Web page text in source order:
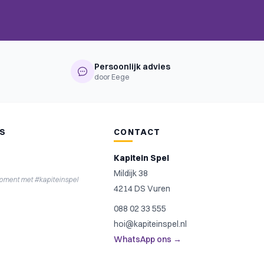
Persoonlijk advies
door Eege
met #kapiteinspel
CONTACT
Kapitein Spel
Mildijk 38
4214 DS Vuren
088 02 33 555
hoi@kapiteinspel.nl
WhatsApp ons →